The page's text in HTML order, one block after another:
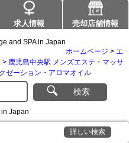
求人情報 売却店舗情報
and SPA in Japan
ホームページ > エ
> 鹿児島中央駅 メンズエステ・マッサ
ゼーション・アロマオイル
検索
Japan
詳しい検索